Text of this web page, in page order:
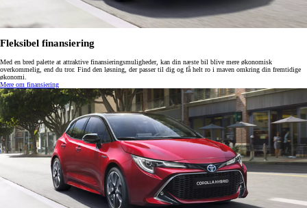
Fleksibel finansiering
Med en bred palette at attraktive finansieringsmuligheder, kan din næste bil blive mere økonomisk
overkommelig, end du tror. Find den løsning, der passer til dig og få helt ro i maven omkring din fremtidige
økonomi.
Mere om finansiering